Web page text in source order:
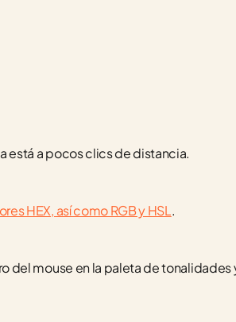
está a pocos clics de distancia.
HEX, así como RGB y HSL.
del mouse en la paleta de tonalidades